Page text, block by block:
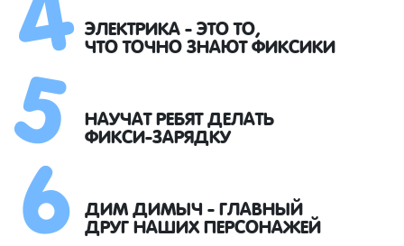
ЭЛЕКТРИКА - ЭТО ТО,
ЧТО ТОЧНО ЗНАЮТ ФИКСИКИ
НАУЧАТ РЕБЯТ ДЕЛАТЬ
ФИКСИ-ЗАРЯДКУ
ДИМ ДИМЫЧ - ГЛАВНЫЙ
ДРУГ НАШИХ ПЕРСОНАЖЕЙ